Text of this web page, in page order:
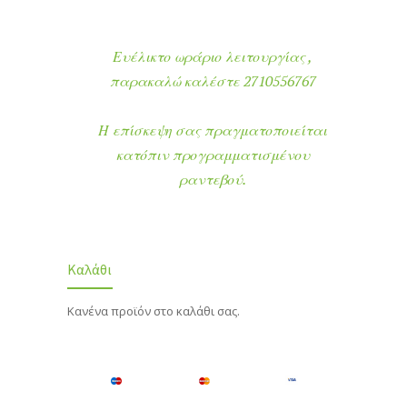
Ευέλικτο ωράριο λειτουργίας ,
παρακαλώ καλέστε 2710556767
Η επίσκεψη σας πραγματοποιείται
κατόπιν προγραμματισμένου
ραντεβού.
Καλάθι
Κανένα προϊόν στο καλάθι σας.